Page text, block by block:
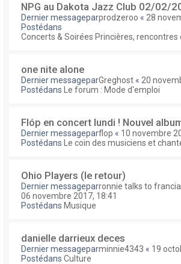
NPG au Dakota Jazz Club 02/02/
Dernier messageparprodzeroo « 28
Postédans
Concerts & Soirées Princières, rencontres
one nite alone
Dernier messageparGreghost « 20
Postédans
Le forum : Mode d'emploi
Flóp en concert lundi ! Nouvel
Dernier messageparflop « 10 novembre
Postédans
Le coin des musiciens et
Ohio Players (le retour)
Dernier messageparronnie talks to francia
06 novembre 2017, 18:41
Postédans Musique
danielle darrieux deces
Dernier messageparminnie4343 « 19
Postédans Culture